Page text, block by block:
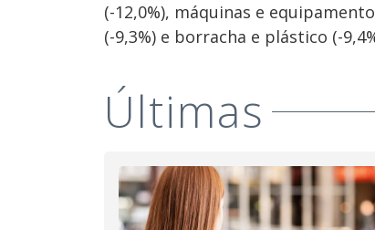
(-12,0%), máquinas e
(-9,3%) e borracha e plástico (-
Últimas